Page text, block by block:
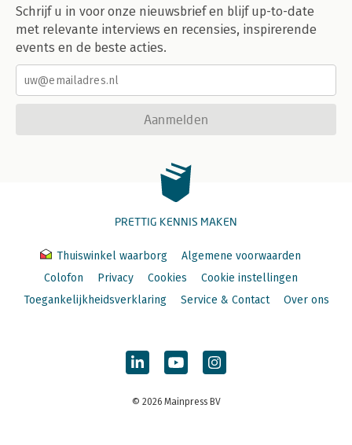
Schrijf u in voor onze nieuwsbrief en blijf up-to-date
met relevante interviews en recensies, inspirerende
events en de beste acties.
Aanmelden
PRETTIG KENNIS MAKEN
Thuiswinkel waarborg
Algemene voorwaarden
Colofon
Privacy Cookies
Cookie instellingen
Toegankelijkheidsverklaring
Service & Contact Over ons
© 2026 Mainpress BV